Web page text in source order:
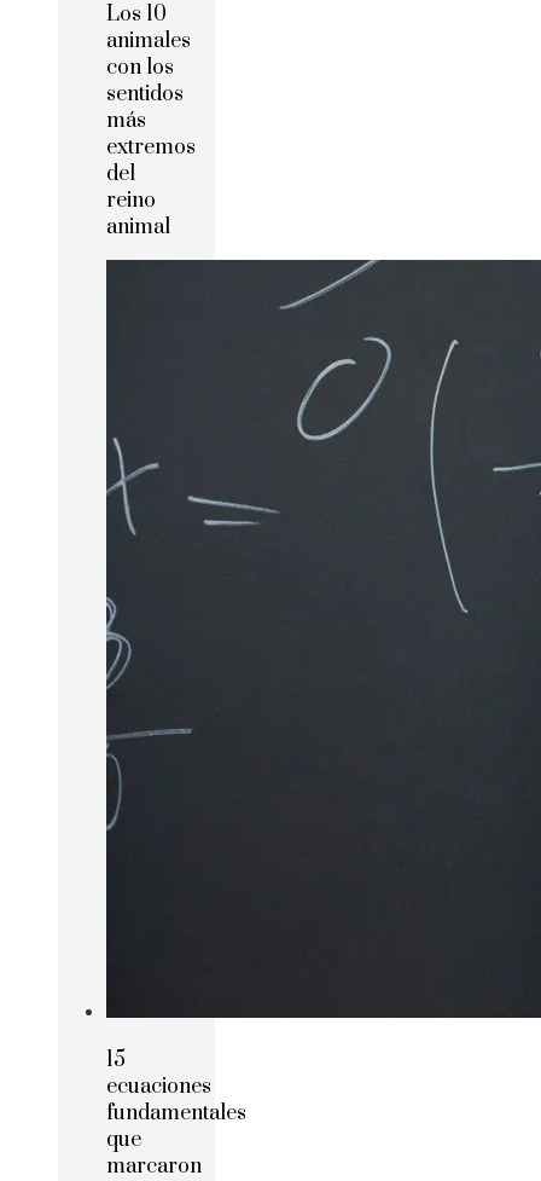
Los 10
animales
con los
sentidos
más
extremos
del
reino
animal
15
ecuaciones
fundamentales
que
marcaron